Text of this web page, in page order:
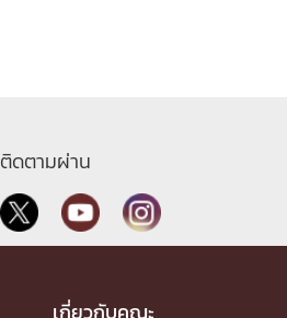
ติดตามผ่าน
เกี่ยวกับคณะ